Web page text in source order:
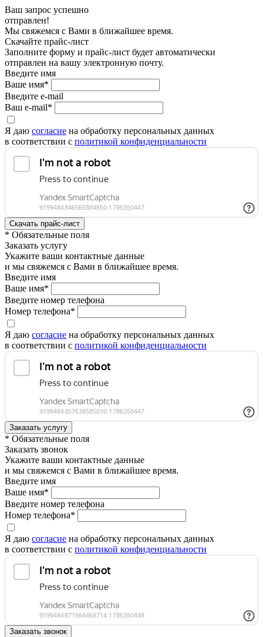
Ваш запрос успешно
отправлен!
Мы свяжемся с Вами в ближайшее время.
Скачайте прайс-лист
Заполните форму и прайс-лист будет автоматически
отправлен на вашу электронную почту.
Введите имя
Ваше имя*
Введите e-mail
Ваш e-mail*
Я даю согласие на обработку персональных данных
в соответствии с политикой конфиденциальности
* Обязательные поля
Заказать услугу
Укажите ваши контактные данные
и мы свяжемся с Вами в ближайшее время.
Введите имя
Ваше имя*
Введите номер телефона
Номер телефона*
Я даю согласие на обработку персональных данных
в соответствии с политикой конфиденциальности
* Обязательные поля
Заказать звонок
Укажите ваши контактные данные
и мы свяжемся с Вами в ближайшее время.
Введите имя
Ваше имя*
Введите номер телефона
Номер телефона*
Я даю согласие на обработку персональных данных
в соответствии с политикой конфиденциальности